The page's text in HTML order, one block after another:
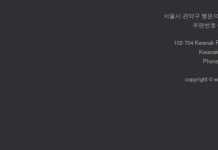
서울시 관악구 행운
우편번호
102-704 Kwanak
copyright ©